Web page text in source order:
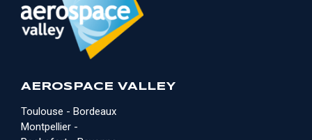
AEROSPACE VALLEY
Toulouse - Bordeaux
Montpellier -